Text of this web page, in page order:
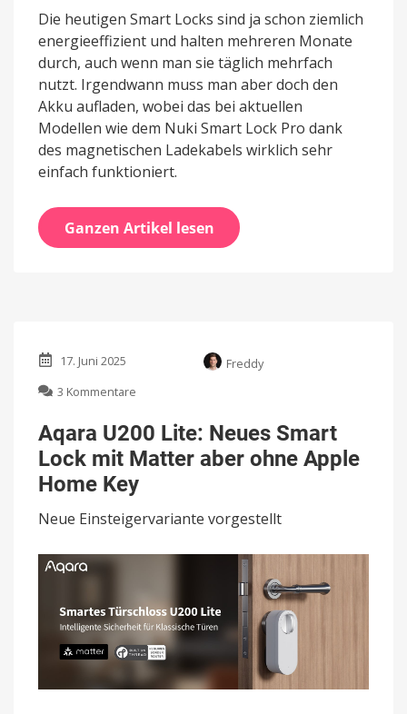
Die heutigen Smart Locks sind ja schon ziemlich
energieeffizient und halten mehreren Monate
durch, auch wenn man sie täglich mehrfach
nutzt. Irgendwann muss man aber doch den
Akku aufladen, wobei das bei aktuellen
Modellen wie dem Nuki Smart Lock Pro dank
des magnetischen Ladekabels wirklich sehr
einfach funktioniert.
Ganzen Artikel lesen
17. Juni 2025
Freddy
3 Kommentare
U200
Lite:
Neues
Smart
mit
Key
Aqara U200 Lite: Neues Smart
Lock mit Matter aber ohne Apple
Home Key
Neue Einsteigervariante vorgestellt